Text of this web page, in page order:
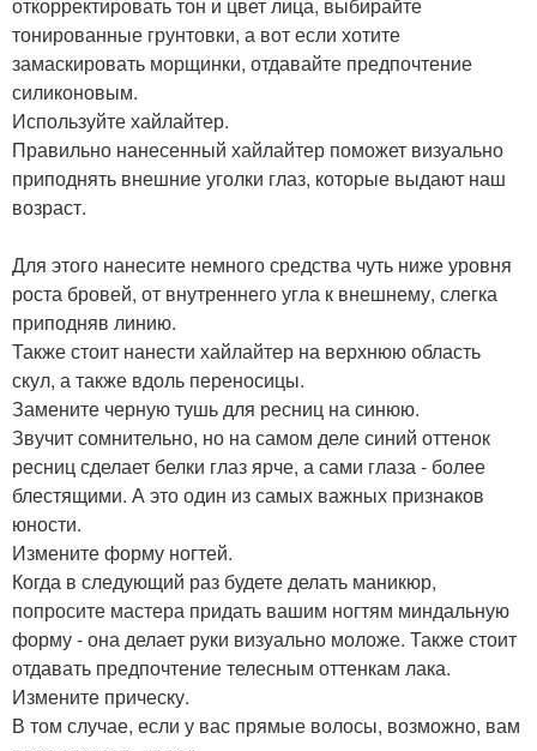
тонированные грунтовки, а вот если хотите
замаскировать морщинки, отдавайте предпочтение
силиконовым.
Используйте хайлайтер.
Правильно нанесенный хайлайтер поможет визуально
приподнять внешние уголки глаз, которые выдают наш
возраст.
Для этого нанесите немного средства чуть ниже уровня
роста бровей, от внутреннего угла к внешнему, слегка
приподняв линию.
Также стоит нанести хайлайтер на верхнюю область
скул, а также вдоль переносицы.
Замените черную тушь для ресниц на синюю.
Звучит сомнительно, но на самом деле синий оттенок
ресниц сделает белки глаз ярче, а сами глаза - более
блестящими. А это один из самых важных признаков
юности.
Измените форму ногтей.
Когда в следующий раз будете делать маникюр,
попросите мастера придать вашим ногтям миндальную
форму - она делает руки визуально моложе. Также стоит
отдавать предпочтение телесным оттенкам лака.
Измените прическу.
В том случае, если у вас прямые волосы, возможно, вам